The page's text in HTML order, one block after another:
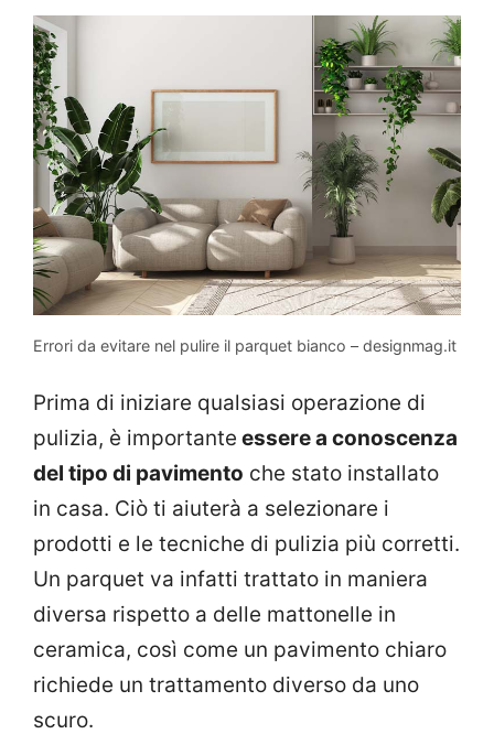
Errori da evitare nel pulire il parquet bianco – designmag.it
Prima di iniziare qualsiasi operazione di
pulizia, è importante essere a conoscenza
del tipo di pavimento che stato installato
in casa. Ciò ti aiuterà a selezionare i
prodotti e le tecniche di pulizia più corretti.
Un parquet va infatti trattato in maniera
diversa rispetto a delle mattonelle in
ceramica, così come un pavimento chiaro
richiede un trattamento diverso da uno
scuro.